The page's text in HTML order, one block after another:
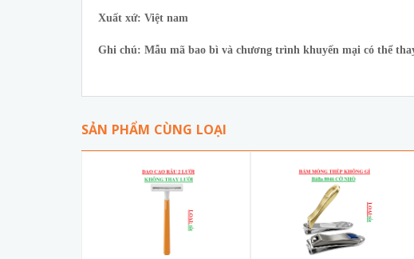
Xuất xứ: Việt nam
Ghi chú: Mẫu mã bao bì và chương trình khuyến mại có thể
SẢN PHẨM CÙNG LOẠI